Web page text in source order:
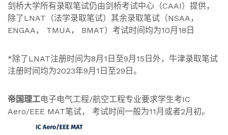
剑桥大学所有录取笔试仍由剑桥考试中心（CAAI）提供，
除了LNAT（法学录取笔试）其余录取笔试（NSAA，
ENGAA， TMUA， BMAT）考试时间均为10月18日
*除了LNAT注册时间为8月1日至9月15日外，牛津录取笔试
注册时间均为2023年9月1日至29日。
帝国理工电子电气工程/航空工程专业要求学生考IC
Aero/EEE MAT笔试， 考试时间一般为11月或者2月初。